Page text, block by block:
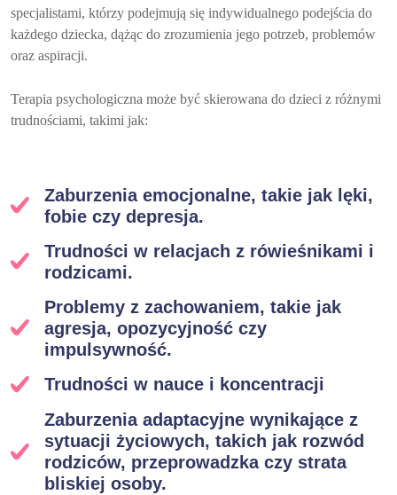
specjalistami, którzy podejmują się indywidualnego podejścia do
każdego dziecka, dążąc do zrozumienia jego potrzeb, problemów
oraz aspiracji.
Terapia psychologiczna może być skierowana do dzieci z różnymi
trudnościami, takimi jak:
Zaburzenia emocjonalne, takie jak lęki,
fobie czy depresja.
Trudności w relacjach z rówieśnikami i
rodzicami.
Problemy z zachowaniem, takie jak
agresja, opozycyjność czy
impulsywność.
Trudności w nauce i koncentracji
Zaburzenia adaptacyjne wynikające z
sytuacji życiowych, takich jak rozwód
rodziców, przeprowadzka czy strata
bliskiej osoby.